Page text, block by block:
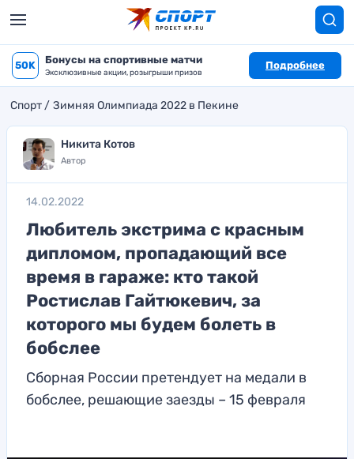
50K Бонусы на спортивные матчи
Эксклюзивные акции, розыгрыши призов
Подробнее
Спорт Зимняя Олимпиада 2022 в Пекине
Никита Котов
Автор
14.02.2022
Любитель экстрима с красным
дипломом, пропадающий все
время в гараже: кто такой
Ростислав Гайтюкевич, за
которого мы будем болеть в
бобслее
Сборная России претендует на медали в
бобслее, решающие заезды – 15 февраля